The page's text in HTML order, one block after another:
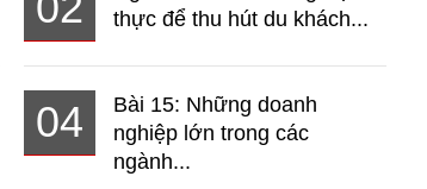
thực để thu hút du khách...
04
Bài 15: Những doanh
nghiệp lớn trong các
ngành...